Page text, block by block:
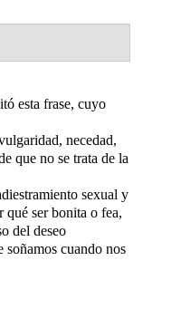
esta frase, cuyo
necedad,
que no se trata de la
sexual y
qué ser bonita o fea,
del deseo
cuando nos